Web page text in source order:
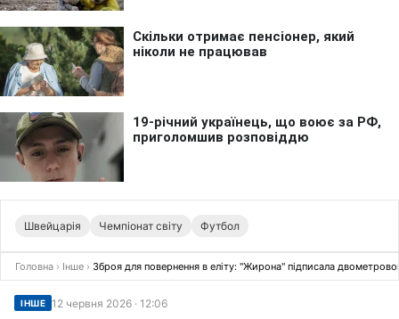
Швейцарія Чемпіонат світу Футбол
Головна › Інше › Зброя для повернення в еліту: "Жирона" підписала
ІНШЕ 12 червня 2026 · 12:06